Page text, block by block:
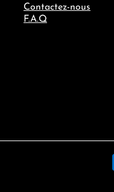
Contactez-nous
F.A.Q